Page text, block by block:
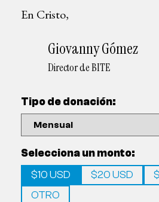
En Cristo,
Giovanny Gómez
Director de BITE
Tipo de donación:
Selecciona un monto:
$10 USD
$20 USD
OTRO